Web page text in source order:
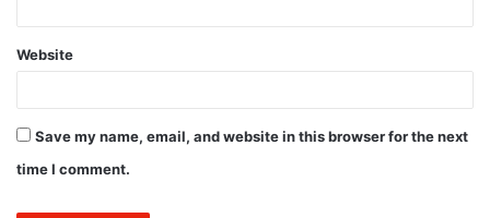
Website
Save my name, email, and website in this browser for the next
time I comment.